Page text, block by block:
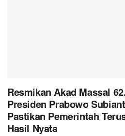
Resmikan Akad Massal
Presiden Prabowo
Pastikan Pemerintah
Hasil Nyata